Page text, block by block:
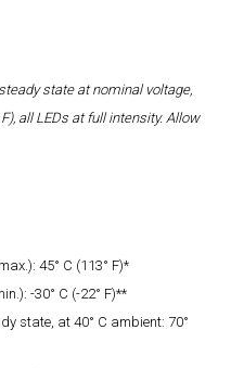
state at nominal voltage,
all LEDs at full intensity. Allow
45° C (113° F)*
-30° C (-22° F)**
state, at 40° C ambient: 70°